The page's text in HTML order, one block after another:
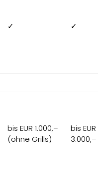
✓ ✓
bis EUR 1.000,–
(ohne Grills)
bis EUR
3.000,–